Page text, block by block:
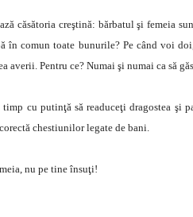
căsătoria creştină: bărbatul şi femeia
în comun toate bunurile? Pe când voi
Pentru ce? Numai şi numai ca să
cu putinţă să readuceţi dragostea şi
chestiunilor legate de bani.
nu pe tine însuţi!